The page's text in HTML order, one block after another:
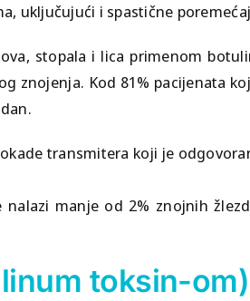
uključujući i spastične
stopala i lica primenom
znojenja. Kod 81% pacijenata
transmitera koji je
manje od 2% znojnih
toksin-om)